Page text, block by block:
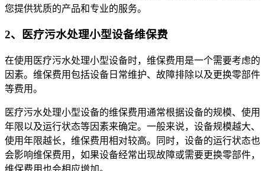
您提供犹质的产品和专业的服务。
2、医疗污水处理小型设备维保费
在使用医疗污水处理小型设备时，维保费用是一个需要考虑的
因素。维保费用包括设备日常维护、故障排除以及更换零部件
等费用。
医疗污水处理小型设备的维保费用通常根据设备的规模、使用
年限以及运行状态等因素来确定。一般来说，设备规模越大、
使用年限越长，维保费用相对较高。同时，设备的运行状态也
会影响维保费用，如果设备经常出现故障或需要更换零部件，
维保费用也会相应增加。